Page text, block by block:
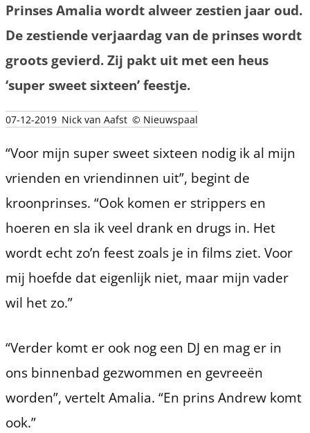
Prinses Amalia wordt alweer zestien jaar oud.
De zestiende verjaardag van de prinses wordt
groots gevierd. Zij pakt uit met een heus
‘super sweet sixteen’ feestje.
07-12-2019 Nick van Aafst © Nieuwspaal
“Voor mijn super sweet sixteen nodig ik al mijn
vrienden en vriendinnen uit”, begint de
kroonprinses. “Ook komen er strippers en
hoeren en sla ik veel drank en drugs in. Het
wordt echt zo’n feest zoals je in films ziet. Voor
mij hoefde dat eigenlijk niet, maar mijn vader
wil het zo.”
“Verder komt er ook nog een DJ en mag er in
ons binnenbad gezwommen en gevreeën
worden”, vertelt Amalia. “En prins Andrew komt
ook.”